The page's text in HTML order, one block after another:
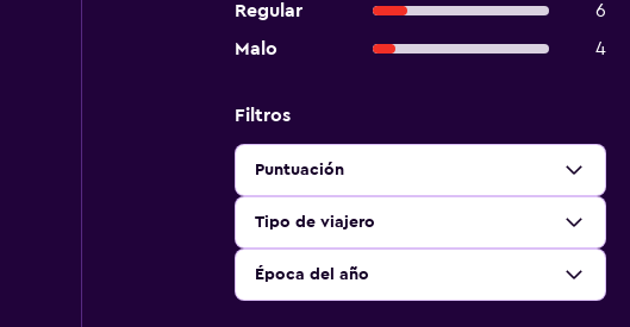
Regular
6
Malo
4
Filtros
Puntuación
Tipo de viajero
Época del año